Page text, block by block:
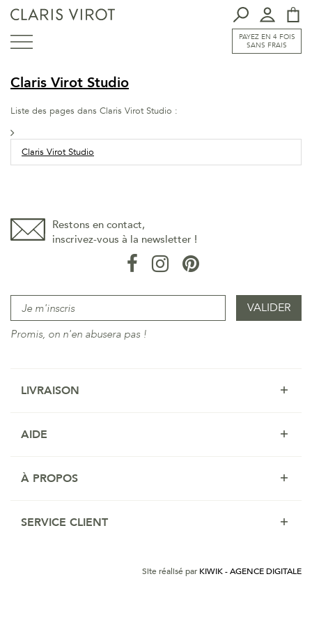
PAYEZ EN 4 FOIS
SANS FRAIS
Claris Virot Studio
Liste des pages dans Claris Virot Studio :
Claris Virot Studio
Restons en contact,
inscrivez-vous à la newsletter !
Promis, on n'en abusera pas !
LIVRAISON
AIDE
À PROPOS
SERVICE CLIENT
Site réalisé par KIWIK - AGENCE DIGITALE